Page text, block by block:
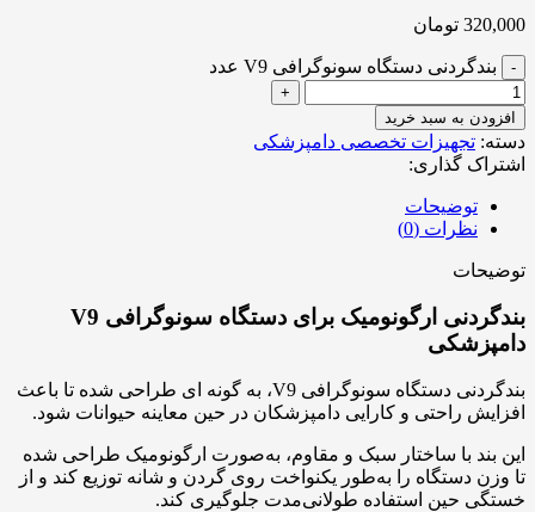
320,000 تومان
بندگردنی دستگاه سونوگرافی V9 عدد
افزودن به سبد خرید
دسته: تجهیزات تخصصی دامپزشکی
اشتراک گذاری:
توضیحات
نظرات (0)
توضیحات
بندگردنی ارگونومیک برای دستگاه سونوگرافی V9
دامپزشکی
بندگردنی دستگاه سونوگرافی V9، به گونه ای طراحی شده تا باعث
افزایش راحتی و کارایی دامپزشکان در حین معاینه حیوانات شود.
این بند با ساختار سبک و مقاوم، به‌صورت ارگونومیک طراحی شده
تا وزن دستگاه را به‌طور یکنواخت روی گردن و شانه توزیع کند و از
خستگی حین استفاده طولانی‌مدت جلوگیری کند.